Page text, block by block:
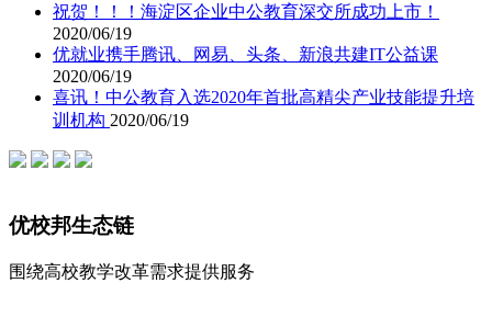
祝贺！！！海淀区企业中公教育深交所成功上市！
2020/06/19
优就业携手腾讯、网易、头条、新浪共建IT公益课
2020/06/19
喜讯！中公教育入选2020年首批高精尖产业技能提升培
训机构 2020/06/19
优校邦生态链
围绕高校教学改革需求提供服务